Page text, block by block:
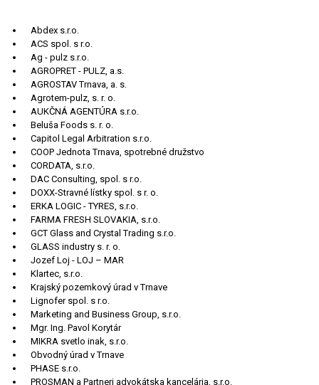
Abdex s.r.o.
ACS spol. s r.o.
Ag - pulz s.r.o.
AGROPRET - PULZ, a.s.
AGROSTAV Trnava, a. s.
Agrotem-pulz, s. r. o.
AUKČNÁ AGENTÚRA s.r.o.
Beluša Foods s. r. o.
Capitol Legal Arbitration s.r.o.
COOP Jednota Trnava, spotrebné družstvo
CORDATA, s.r.o.
DAC Consulting, spol. s r.o.
DOXX-Stravné lístky spol. s r. o.
ERKA LOGIC - TYRES, s.r.o.
FARMA FRESH SLOVAKIA, s.r.o.
GCT Glass and Crystal Trading s.r.o.
GLASS industry s. r. o.
Jozef Loj - LOJ – MAR
Klartec, s.r.o.
Krajský pozemkový úrad v Trnave
Lignofer spol. s r.o.
Marketing and Business Group, s.r.o.
Mgr. Ing. Pavol Korytár
MIKRA svetlo inak, s.r.o.
Obvodný úrad v Trnave
PHASE s.r.o.
PROSMAN a Partneri advokátska kancelária, s.r.o.